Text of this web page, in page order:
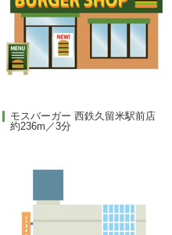
モスバーガー 西鉄久留米駅前店
約236m／3分